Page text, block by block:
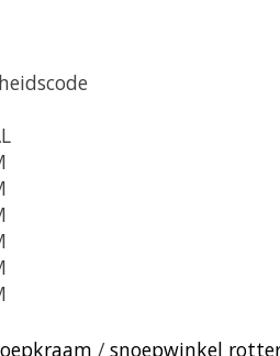
/ snoepwinkel